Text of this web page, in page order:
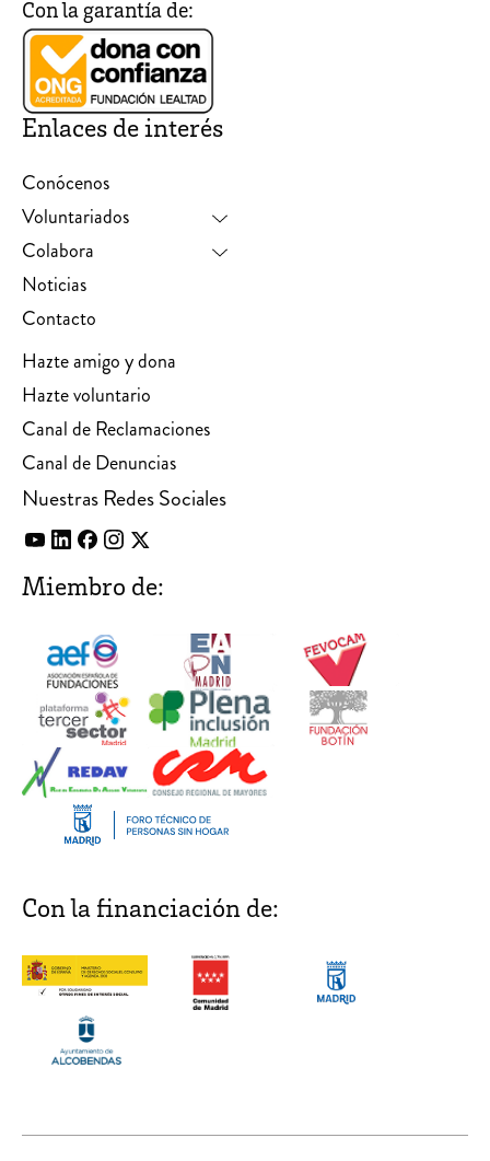
Con la garantía de:
Enlaces de interés
Conócenos
Voluntariados
Colabora
Noticias
Contacto
Hazte amigo y dona
Hazte voluntario
Canal de Reclamaciones
Canal de Denuncias
Nuestras Redes Sociales
Miembro de:
Con la financiación de: